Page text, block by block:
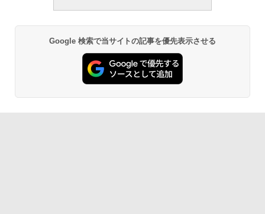
Google 検索で当サイトの記事を優先表示させる